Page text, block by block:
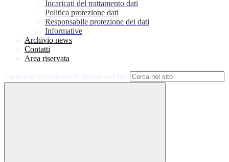
Incaricati del trattamento dati
Politica protezione dati
Responsabile protezione dei dati
Informative
Archivio news
Contatti
Area riservata